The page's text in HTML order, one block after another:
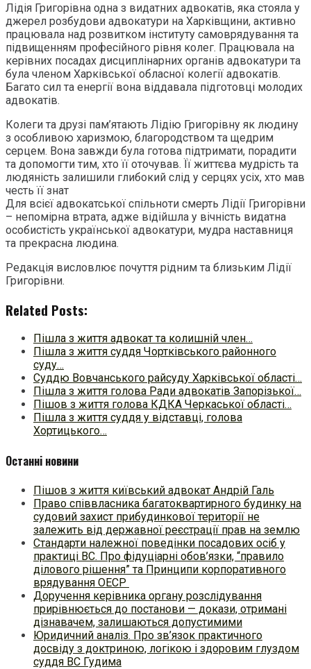
Лідія Григорівна одна з видатних адвокатів, яка стояла у
джерел розбудови адвокатури на Харківщини, активно
працювала над розвитком інституту самоврядування та
підвищенням професійного рівня колег. Працювала на
керівних посадах дисциплінарних органів адвокатури та
була членом Харківської обласної колегії адвокатів.
Багато сил та енергії вона віддавала підготовці молодих
адвокатів.
Колеги та друзі пам’ятають Лідію Григорівну як людину
з особливою харизмою, благородством та щедрим
серцем. Вона завжди була готова підтримати, порадити
та допомогти тим, хто її оточував. Її життєва мудрість та
людяність залишили глибокий слід у серцях усіх, хто мав
честь її знат
Для всієї адвокатської спільноти смерть Лідії Григорівни
– непомірна втрата, адже відійшла у вічність видатна
особистість української адвокатури, мудра наставниця
та прекрасна людина.
Редакція висловлює почуття рідним та близьким Лідії
Григорівни.
Related Posts:
Пішла з життя адвокат та колишній член…
Пішла з життя суддя Чортківського районного
суду…
Суддю Вовчанського райсуду Харківської області…
Пішла з життя голова Ради адвокатів Запорізької…
Пішов з життя голова КДКА Черкаської області…
Пішла з життя суддя у відставці, голова
Хортицького…
Останні новини
Пішов з життя київський адвокат Андрій Галь
Право співвласника багатоквартирного будинку на
судовий захист прибудинкової території не
залежить від державної реєстрації прав на землю
Стандарти належної поведінки посадових осіб у
практиці ВC. Про фідуціарні обов’язки, “правило
ділового рішення” та Принципи корпоративного
врядування ОЕСР
Доручення керівника органу розслідування
прирівнюється до постанови — докази, отримані
дізнавачем, залишаються допустимими
Юридичний аналіз. Про зв’язок практичного
досвіду з доктриною, логікою і здоровим глуздом
суддя ВС Гудима